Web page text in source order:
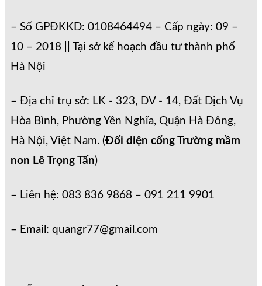
– Số GPĐKKD: 0108464494 – Cấp ngày: 09 –
10 – 2018 || Tại sở kế hoạch đầu tư thành phố
Hà Nội
– Địa chỉ trụ sở: LK - 323, DV - 14, Đất Dịch Vụ
Hòa Bình, Phường Yên Nghĩa, Quận Hà Đông,
Hà Nội, Việt Nam. (Đối diện cổng Trường mầm
non Lê Trọng Tấn)
– Liên hệ: 083 836 9868 – 091 211 9901
– Email: quangr77@gmail.com